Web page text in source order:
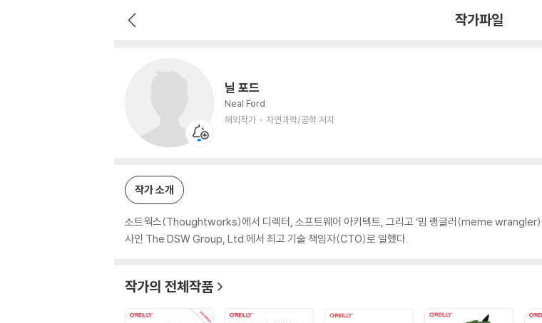
작가파일
닐 포드
Neal Ford
해외작가
자연과학/공학 저자
작가 소개
소트웍스(Thoughtworks)에서 디렉터, 소프트웨어 아키텍트, 그리고 ‘밈 랭글러(meme wrangler)’
사인 The DSW Group, Ltd.에서 최고 기술 책임자(CTO)로 일했다.
작가의 전체작품